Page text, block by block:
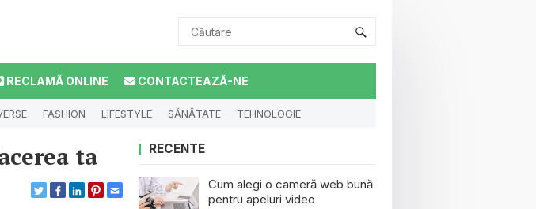
RECLAMĂ ONLINE CONTACTEAZĂ-NE
FASHION LIFESTYLE SĂNĂTATE TEHNOLOGIE
ta RECENTE
Cum alegi o cameră web bună
pentru apeluri video